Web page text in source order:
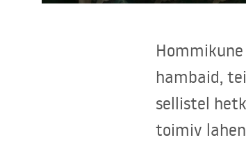
hambaid,
sellistel
toimiv